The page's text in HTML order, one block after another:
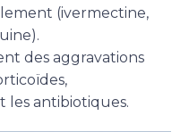
(ivermectine,
des aggravations
les antibiotiques.